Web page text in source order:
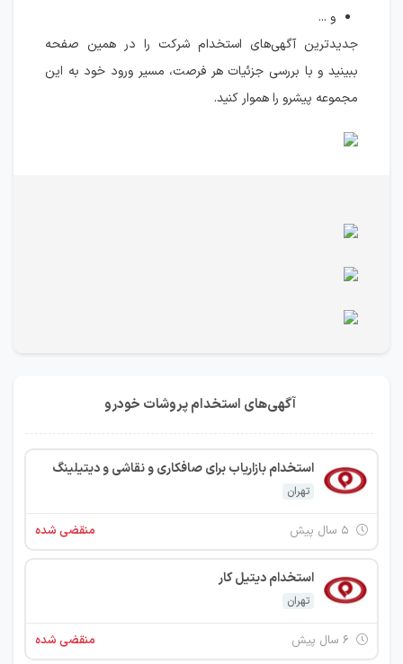
و ...
جدیدترین آگهی‌های استخدام شرکت را در همین صفحه
ببینید و با بررسی جزئیات هر فرصت، مسیر ورود خود به این
مجموعه پیشرو را هموار کنید.
آگهی‌های استخدام پروشات خودرو
استخدام بازاریاب برای صافکاری و نقاشی و دیتیلینگ
تهران
منقضی شده
استخدام دیتیل کار
تهران
منقضی شده